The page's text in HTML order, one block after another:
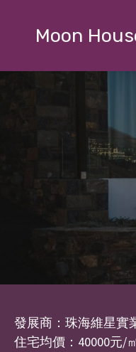
Moon
發展商：珠海維星實
住宅均價：40000元/